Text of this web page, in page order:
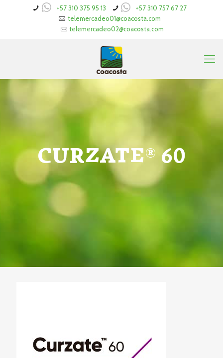
+57 310 375 95 13
+57 310 757 67 27
telemercadeo01@coacosta.com
telemercadeo02@coacosta.com
CURZATE® 60